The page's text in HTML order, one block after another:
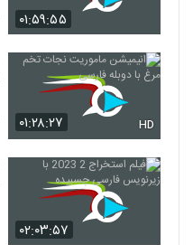
۰۱:۵۹:۵۵
۰۱:۲۸:۲۷ HD
۰۲:۰۳:۵۷